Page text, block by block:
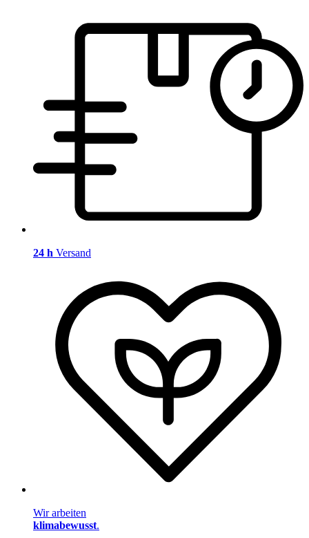
24 h Versand
Wir arbeiten
klimabewusst.